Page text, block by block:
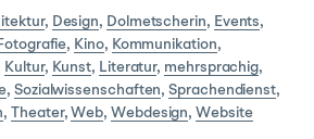
, Design, Dolmetscherin, Events,
, Kino, Kommunikation,
Kultur, Kunst, Literatur, mehrsprachig,
, Sozialwissenschaften,Sprachendienst,
,Theater,Web,Webdesign,Website